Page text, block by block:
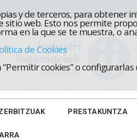
y de terceros, para obtener
web. Esto nos permite
en la que se te muestra, o
de Cookies
cookies” o configurarlas
PRESTAKUNTZA